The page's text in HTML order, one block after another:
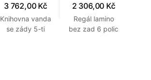
3 762,00 Kč
Knihovna vanda
se zády 5-ti
2 306,00 Kč
Regál lamino
bez zad 6 polic